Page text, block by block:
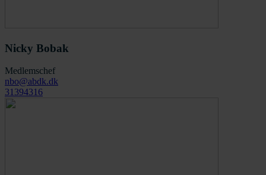
Nicky Bobak
Medlemschef
nbo@abdk.dk
31394316